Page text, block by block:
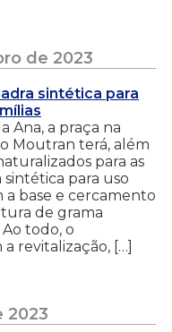
de 2023
sintética para
Ana, a praça na
Moutran terá, além
para as
para uso
a base e cercamento
de grama
todo, o
revitalização, […]
2023